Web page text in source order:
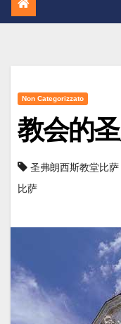
Non Categorizzato
教会的
圣弗朗西斯教堂比
比萨